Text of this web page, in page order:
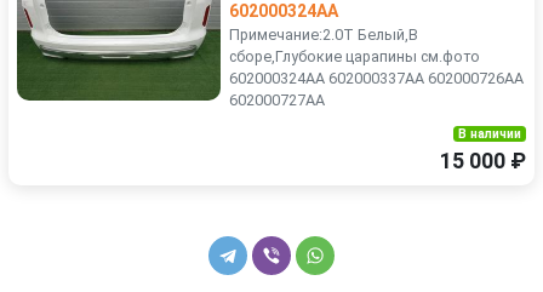
602000324AA
Примечание:2.0T Белый,В
сборе,Глубокие царапины см.фото
602000324AA 602000337AA 602000726AA
602000727AA
В наличии
15 000 ₽